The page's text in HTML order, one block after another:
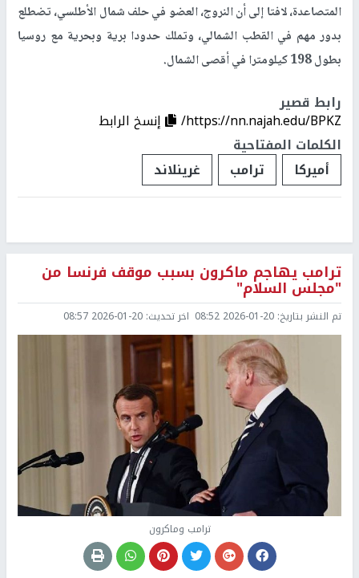
المتصاعدة، لافتا إلى أن النروج، العضو في حلف شمال الأطلسي، تضطلع
بدور مهم في القطب الشمالي، وتملك حدودا برية وبحرية مع روسيا
بطول 198 كيلومترا في أقصى الشمال.
رابط قصير
https://nn.najah.edu/BPKZ/
إنسخ الرابط
الكلمات المفتاحية
أميركا
ترامب غرينلاند
ترامب يهاجم ماكرون بسبب موقف فرنسا من
"مجلس السلام"
تم النشر بتاريخ: 2026-01-20 08:52 اخر تحديث: 2026-01-20 08:57
ترامب وماكرون